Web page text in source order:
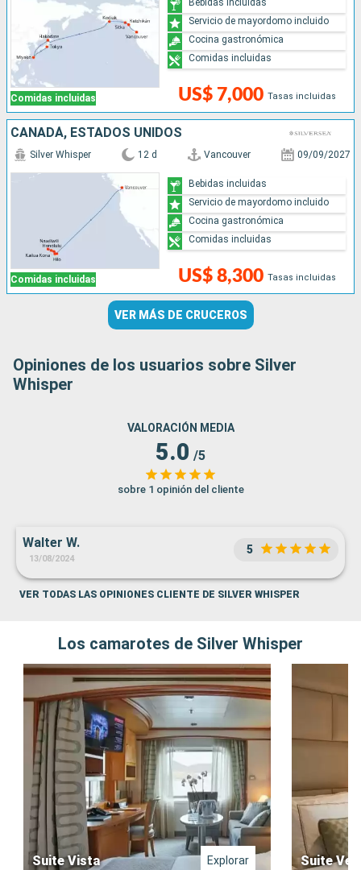
Comidas incluidas US$ 7,000 Tasas incluidas
Bebidas incluidas
Servicio de mayordomo incluido
Cocina gastronómica
Comidas incluidas
CANADÁ, ESTADOS UNIDOS
Comidas incluidas
Silver Whisper 12 d Vancouver 09/09/2027
US$ 8,300 Tasas incluidas
Bebidas incluidas
Servicio de mayordomo incluido
Cocina gastronómica
Comidas incluidas
VER MÁS DE CRUCEROS
Opiniones de los usuarios sobre Silver
Whisper
VALORACIÓN MEDIA
5.0 /5
sobre 1 opinión del cliente
Walter W.
13/08/2024
5
VER TODAS LAS OPINIONES CLIENTE DE SILVER WHISPER
Los camarotes de Silver Whisper
Suite Vista Explorar Suite